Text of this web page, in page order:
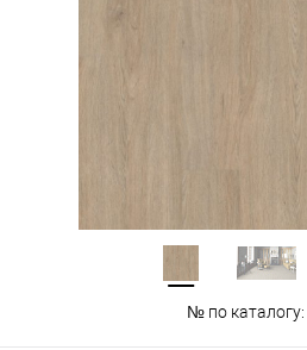
№ по каталогу: